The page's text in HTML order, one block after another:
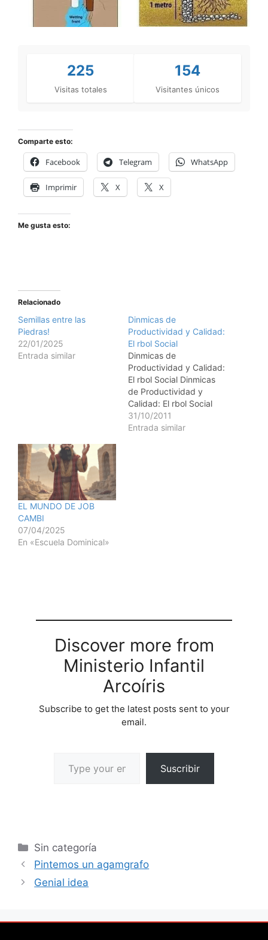
225
Visitas totales
154
Visitantes únicos
Comparte esto:
Facebook Telegram WhatsApp
Imprimir X X
Me gusta esto:
Relacionado
Semillas entre las
Piedras!
22/01/2025
Entrada similar
Dinmicas de
Productividad y Calidad:
El rbol Social
Dinmicas de
Productividad y Calidad:
El rbol Social Dinmicas
de Productividad y
Calidad: El rbol Social
OBJETIVO: l. Ofrecer
una forma creativa y
31/10/2011
Entrada similar
EL MUNDO DE JOB
CAMBI
07/04/2025
En «Escuela Dominical»
Discover more from
Ministerio Infantil
Arcoíris
Subscribe to get the latest posts sent to your
email.
Suscribir
Sin categoría
Pintemos un agamgrafo
Genial idea